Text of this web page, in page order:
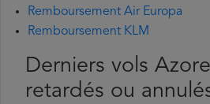
Remboursement Air Europa
Remboursement KLM
Derniers vols
retardés ou